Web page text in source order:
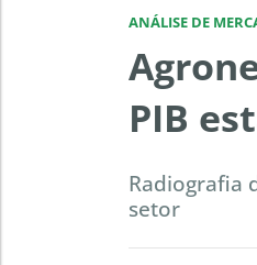
ANÁLISE DE
PIB
Radiografia
setor